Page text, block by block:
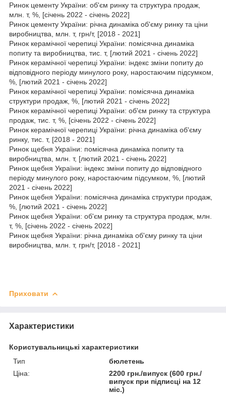
Ринок цементу України: об'єм ринку та структура продаж,
млн. т, %, [січень 2022 - січень 2022]
Ринок цементу України: річна динаміка об'єму ринку та ціни
виробництва, млн. т, грн/т, [2018 - 2021]
Ринок керамічної черепиці України: помісячна динаміка
попиту та виробництва, тис. т, [лютий 2021 - січень 2022]
Ринок керамічної черепиці України: індекс зміни попиту до
відповідного періоду минулого року, наростаючим підсумком,
%, [лютий 2021 - січень 2022]
Ринок керамічної черепиці України: помісячна динаміка
структури продаж, %, [лютий 2021 - січень 2022]
Ринок керамічної черепиці України: об'єм ринку та структура
продаж, тис. т, %, [січень 2022 - січень 2022]
Ринок керамічної черепиці України: річна динаміка об'єму
ринку, тис. т, [2018 - 2021]
Ринок щебня України: помісячна динаміка попиту та
виробництва, млн. т, [лютий 2021 - січень 2022]
Ринок щебня України: індекс зміни попиту до відповідного
періоду минулого року, наростаючим підсумком, %, [лютий
2021 - січень 2022]
Ринок щебня України: помісячна динаміка структури продаж,
%, [лютий 2021 - січень 2022]
Ринок щебня України: об'єм ринку та структура продаж, млн.
т, %, [січень 2022 - січень 2022]
Ринок щебня України: річна динаміка об'єму ринку та ціни
виробництва, млн. т, грн/т, [2018 - 2021]
Приховати
Характеристики
Користувальницькі характеристики
Тип
бюлетень
Ціна:
2200 грн./випуск (600 грн./
випуск при підписці на 12
міс.)